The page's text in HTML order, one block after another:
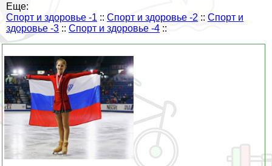
Еще:
Спорт и здоровье -1 :: Спорт и здоровье -2 :: Спорт и
здоровье -3 :: Спорт и здоровье -4 ::